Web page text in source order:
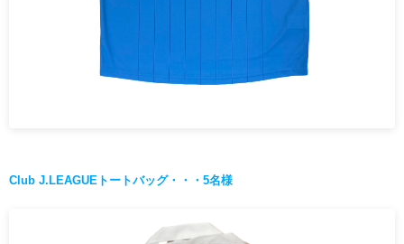
Club J.LEAGUEトートバッグ・・・5名様